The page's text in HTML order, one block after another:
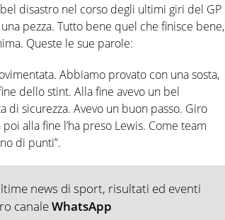
disastro nel corso degli ultimi giri del GP
pezza. Tutto bene quel che finisce bene,
Queste le sue parole:
Abbiamo provato con una sosta,
dello stint. Alla fine avevo un bel
di sicurezza. Avevo un buon passo. Giro
alla fine l’ha preso Lewis. Come team
di punti”.
news di sport, risultati ed eventi
canaleWhatsApp